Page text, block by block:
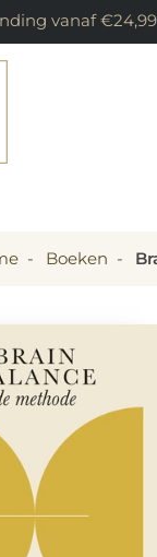
vanaf €24,99
- Boeken -